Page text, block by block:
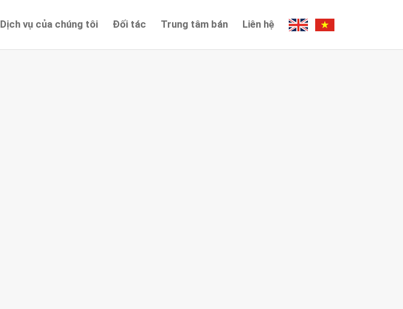
Dịch vụ của chúng tôi Đối tác Trung tâm bán Liên hệ